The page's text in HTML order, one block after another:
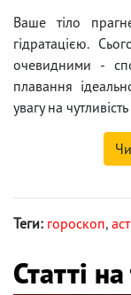
Ваше тіло
гідратацією.
очевидними -
плавання
увагу на
Теги: гороскоп,
Статті